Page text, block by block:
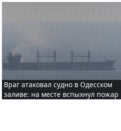
Враг атаковал судно в Одесском
заливе: на месте вспыхнул пожар